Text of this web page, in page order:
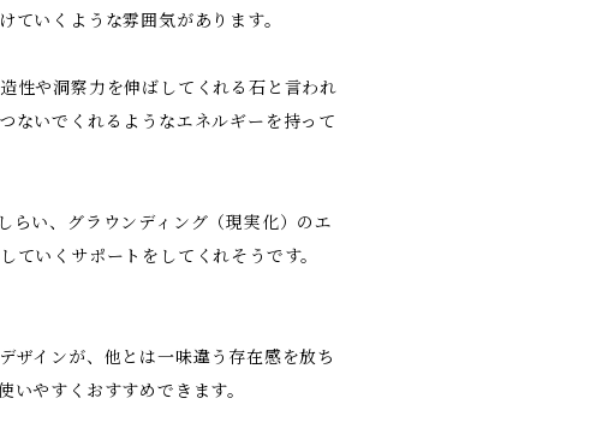
ていくような雰囲気があります。
性や洞察力を伸ばしてくれる石と言われ
ないでくれるようなエネルギーを持って
らい、グラウンディング（現実化）のエ
ていくサポートをしてくれそうです。
ザインが、他とは一味違う存在感を放ち
いやすくおすすめできます。